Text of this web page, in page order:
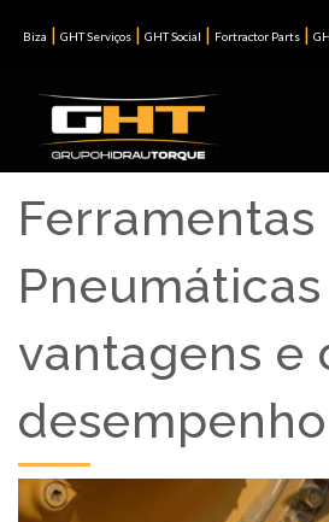
Biza | GHT Serviços | GHT Social | Fortractor Parts |
Ferramentas
Pneumáticas
vantagens e
desempenho